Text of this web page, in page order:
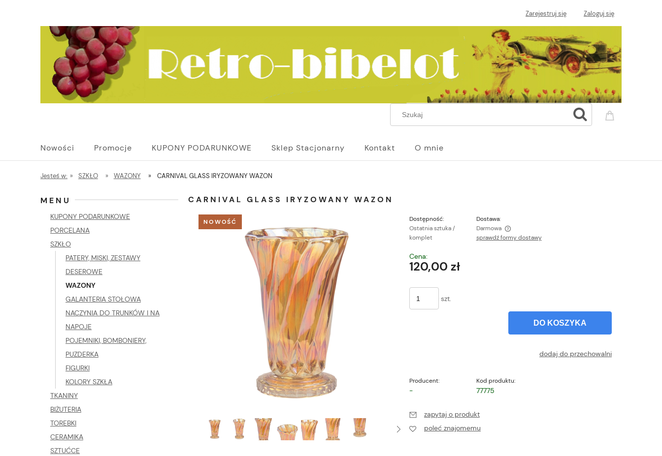
Zarejestruj się Zaloguj się
Nowości Promocje KUPONY PODARUNKOWE Sklep Stacjonarny Kontakt O mnie
Jesteś w: » SZKŁO » WAZONY » CARNIVAL GLASS IRYZOWANY WAZON
MENU
KUPONY PODARUNKOWE
PORCELANA
SZKŁO
PATERY, MISKI, ZESTAWY
DESEROWE
WAZONY
GALANTERIA STOŁOWA
NACZYNIA DO TRUNKÓW I NA
NAPOJE
POJEMNIKI, BOMBONIERY,
PUZDERKA
FIGURKI
KOLORY SZKŁA
TKANINY
BIŻUTERIA
TOREBKI
CERAMIKA
SZTUĆCE
CARNIVAL GLASS IRYZOWANY WAZON
NOWOŚĆ
Dostępność:
Ostatnia sztuka /
komplet
Dostawa:
Darmowa
sprawdź formy dostawy
Cena:
120,00 zł
szt.
DO KOSZYKA
dodaj do przechowalni
Producent:
-
Kod produktu:
77775
zapytaj o produkt
poleć znajomemu